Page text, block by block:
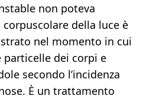
non poteva
della luce è
nel momento in cui
dei corpi e
secondo l’incidenza
È un trattamento